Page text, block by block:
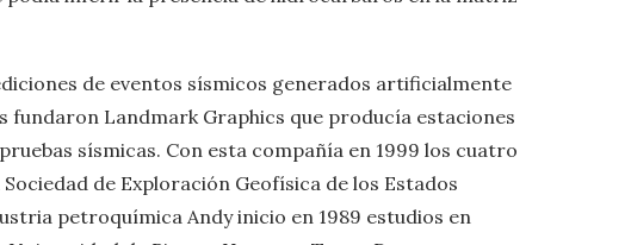
de eventos sísmicos generados artificialmente
fundaron Landmark Graphics que producía estaciones
sísmicas. Con esta compañía en 1999 los cuatro
de Exploración Geofísica de los Estados
petroquímica Andy inicio en 1989 estudios en